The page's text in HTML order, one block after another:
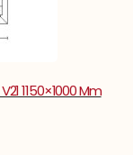
V21 1150×1000 Mm